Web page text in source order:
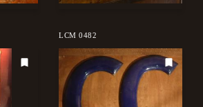
LCM 0482